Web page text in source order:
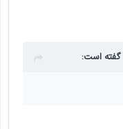
گفته است: